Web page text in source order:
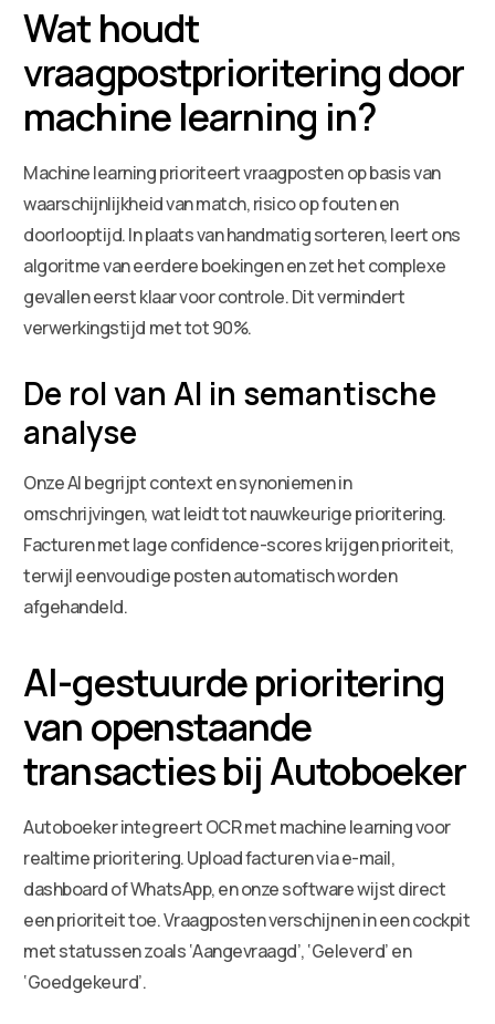
Wat houdt
vraagpostprioritering door
machine learning in?
Machine learning prioriteert vraagposten op basis van
waarschijnlijkheid van match, risico op fouten en
doorlooptijd. In plaats van handmatig sorteren, leert ons
algoritme van eerdere boekingen en zet het complexe
gevallen eerst klaar voor controle. Dit vermindert
verwerkingstijd met tot 90%.
De rol van AI in semantische
analyse
Onze AI begrijpt context en synoniemen in
omschrijvingen, wat leidt tot nauwkeurige prioritering.
Facturen met lage confidence-scores krijgen prioriteit,
terwijl eenvoudige posten automatisch worden
afgehandeld.
AI-gestuurde prioritering
van openstaande
transacties bij Autoboeker
Autoboeker integreert OCR met machine learning voor
realtime prioritering. Upload facturen via e-mail,
dashboard of WhatsApp, en onze software wijst direct
een prioriteit toe. Vraagposten verschijnen in een cockpit
met statussen zoals ‘Aangevraagd’, ‘Geleverd’ en
‘Goedgekeurd’.